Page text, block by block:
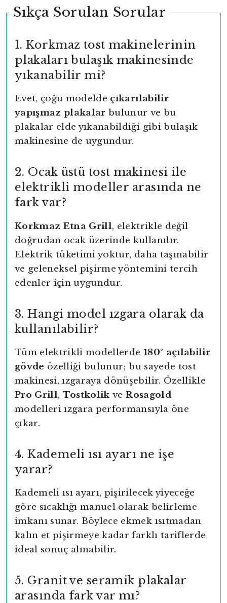
Sıkça Sorulan Sorular
1. Korkmaz tost makinelerinin
plakaları bulaşık makinesinde
yıkanabilir mi?
Evet, çoğu modelde çıkarılabilir
yapışmaz plakalar bulunur ve bu
plakalar elde yıkanabildiği gibi bulaşık
makinesine de uygundur.
2. Ocak üstü tost makinesi ile
elektrikli modeller arasında ne
fark var?
Korkmaz Etna Grill, elektrikle değil
doğrudan ocak üzerinde kullanılır.
Elektrik tüketimi yoktur, daha taşınabilir
ve geleneksel pişirme yöntemini tercih
edenler için uygundur.
3. Hangi model ızgara olarak da
kullanılabilir?
Tüm elektrikli modellerde 180° açılabilir
gövde özelliği bulunur; bu sayede tost
makinesi, ızgaraya dönüşebilir. Özellikle
Pro Grill, Tostkolik veRosagold
modelleri ızgara performansıyla öne
çıkar.
4. Kademeli ısı ayarı ne işe
yarar?
Kademeli ısı ayarı, pişirilecek yiyeceğe
göre sıcaklığı manuel olarak belirleme
imkanı sunar. Böylece ekmek ısıtmadan
kalın et pişirmeye kadar farklı tariflerde
ideal sonuç alınabilir.
5. Granit ve seramik plakalar
arasında fark var mı?